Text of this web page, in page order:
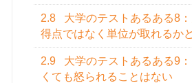
2.8
大学のテストあるある8
得点ではなく単位が取れるか
2.9
大学のテストあるある9
くても怒られることはない